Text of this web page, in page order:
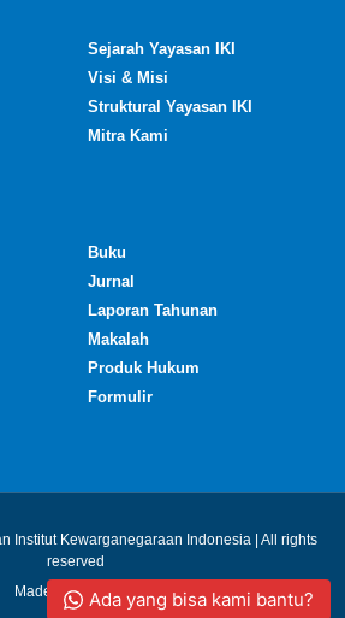
Sejarah Yayasan IKI
Visi & Misi
Struktural Yayasan IKI
Mitra Kami
Buku
Jurnal
Laporan Tahunan
Makalah
Produk Hukum
Formulir
Institut Kewarganegaraan Indonesia | All rights
reserved
Made with ❤ by IKIAda yang bisa kami bantu?